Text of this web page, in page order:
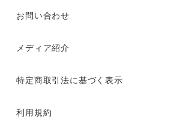
お問い合わせ
メディア紹介
特定商取引法に基づく表示
利用規約